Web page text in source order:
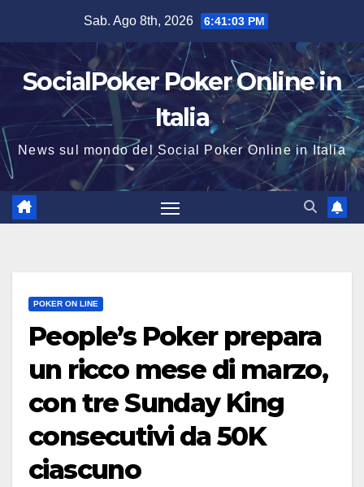
contenuto
Sab. Ago 8th, 2026 6:41:03 PM
SocialPoker Poker Online in
Italia
News sul mondo del Social Poker Online in Italia
POKER ON LINE
People’s Poker prepara
un ricco mese di marzo,
con tre Sunday King
consecutivi da 50K
ciascuno